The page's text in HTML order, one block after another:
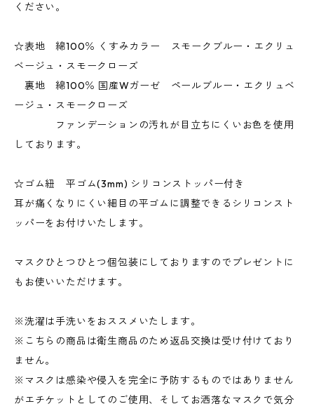
ください。
☆表地 綿100％ くすみカラー スモークブルー・エクリュ
ベージュ・スモークローズ
裏地 綿100％ 国産Wガーゼ ペールブルー・エクリュベ
ージュ・スモークローズ
ファンデーションの汚れが目立ちにくいお色を使用
しております。
☆ゴム紐 平ゴム(3mm) シリコンストッパー付き
耳が痛くなりにくい細目の平ゴムに調整できるシリコンスト
ッパーをお付けいたします。
マスクひとつひとつ個包装にしておりますのでプレゼントに
もお使いいただけます。
※洗濯は手洗いをおススメいたします。
※こちらの商品は衛生商品のため返品交換は受け付けており
ません。
※マスクは感染や侵入を完全に予防するものではありません
がエチケットとしてのご使用、そしてお洒落なマスクで気分